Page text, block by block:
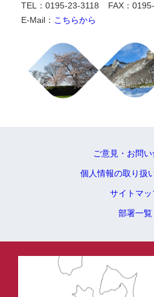
TEL：0195-23-3118
FAX：
E-Mail： こちらから
ご意見・お問
個人情報の取り扱
サイトマッ
部署一覧